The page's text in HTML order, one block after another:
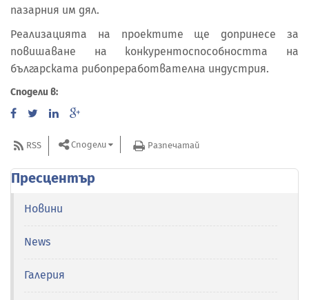
пазарния им дял.
Реализацията на проектите ще допринесе за
повишаване на конкурентоспособността на
българската рибопреработвателна индустрия.
Сподели в:
RSS Сподели Разпечатай
Пресцентър
Новини
News
Галерия